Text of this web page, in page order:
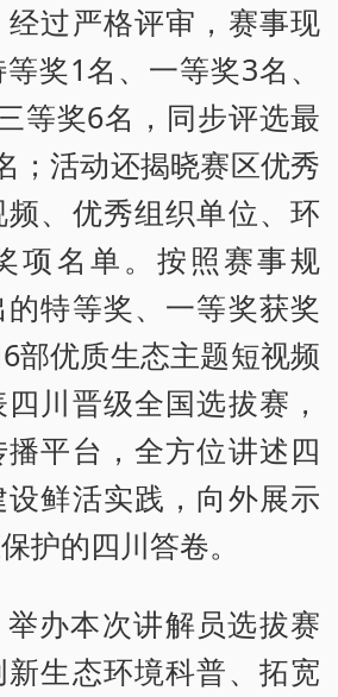
过严格评审，赛事现
奖1名、一等奖3名、
等奖6名，同步评选最
；活动还揭晓赛区优秀
、优秀组织单位、环
项名单。按照赛事规
特等奖、一等奖获奖
部优质生态主题短视频
川晋级全国选拔赛，
平台，全方位讲述四
设鲜活实践，向外展示
护的四川答卷。
办本次讲解员选拔赛
生态环境科普、拓宽